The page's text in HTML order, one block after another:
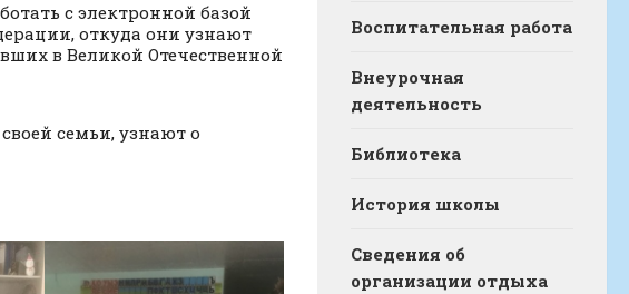
с электронной базой
откуда они узнают
в Великой Отечественной
семьи, узнают о
Воспитательная работа
Внеурочная
деятельность
Библиотека
История школы
Сведения об
организации отдыха